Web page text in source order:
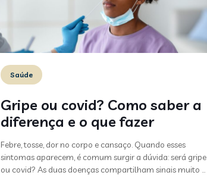
Saúde
Gripe ou covid? Como saber a
diferença e o que fazer
Febre, tosse, dor no corpo e cansaço. Quando esses
sintomas aparecem, é comum surgir a dúvida: será gripe
ou covid? As duas doenças compartilham sinais muito …